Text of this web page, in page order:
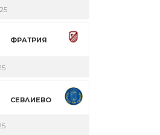
ФРАТРИЯ
СЕВЛИЕВО